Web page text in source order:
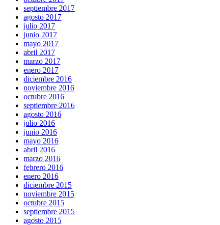
septiembre 2017
agosto 2017
julio 2017
junio 2017
mayo 2017
abril 2017
marzo 2017
enero 2017
diciembre 2016
noviembre 2016
octubre 2016
septiembre 2016
agosto 2016
julio 2016
junio 2016
mayo 2016
abril 2016
marzo 2016
febrero 2016
enero 2016
diciembre 2015
noviembre 2015
octubre 2015
septiembre 2015
agosto 2015